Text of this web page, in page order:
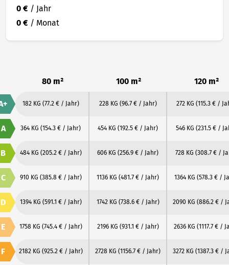
0 € / Jahr
0 € / Monat
80 m² 100 m² 120 m²
182 KG (77.2 € / Jahr) 228 KG (96.7 € / Jahr) 272 KG (115.3 € /
A 364 KG (154.3 € / Jahr) 454 KG (192.5 € / Jahr) 546 KG (231.5 € /
B 484 KG (205.2 € / Jahr) 606 KG (256.9 € / Jahr) 728 KG (308.7 € /
C 910 KG (385.8 € / Jahr) 1136 KG (481.7 € / Jahr) 1364 KG (578.3 € /
D 1394 KG (591.1 € / Jahr) 1742 KG (738.6 € / Jahr) 2090 KG (886.2 € /
E 1758 KG (745.4 € / Jahr) 2196 KG (931.1 € / Jahr) 2636 KG (1117.7 € /
F 2182 KG (925.2 € / Jahr) 2728 KG (1156.7 € / Jahr) 3272 KG (1387.3 € /